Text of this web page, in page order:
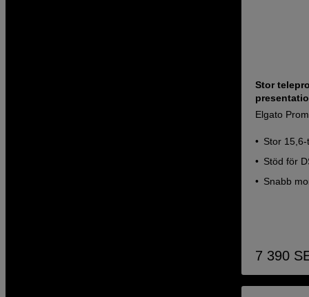
Stor
Elgato
Stor
Stöd för
Snabb
7 390